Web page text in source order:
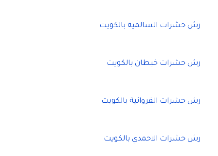
رش حشرات السالمية بالكويت
رش حشرات خيطان بالكويت
رش حشرات الفروانية بالكويت
رش حشرات الاحمدي بالكويت